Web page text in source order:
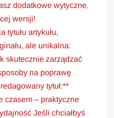
dodatkowe wytyczne,
wersji!
tytułu artykułu,
ale unikalna:
skutecznie zarządzać
na poprawę
tytuł:**
czasem – praktyczne
Jeśli chciałbyś